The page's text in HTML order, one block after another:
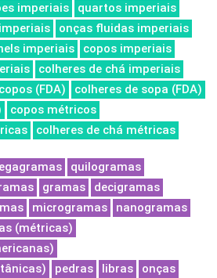
imperiais
quartos imperiais
onças fluidas imperiais
imperiais
copos imperiais
colheres de chá imperiais
copos (FDA)
colheres de sopa (FDA)
copos métricos
colheres de chá métricas
quilogramas
gramas
decigramas
microgramas
nanogramas
(métricas)
pedras libras onças